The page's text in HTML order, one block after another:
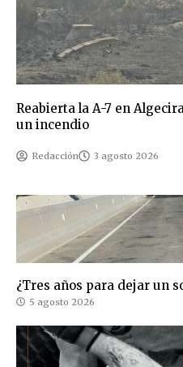
Reabierta la A-7 en
un incendio
Redacción 3 agosto 2026
¿Tres años para dejar un
5 agosto 2026